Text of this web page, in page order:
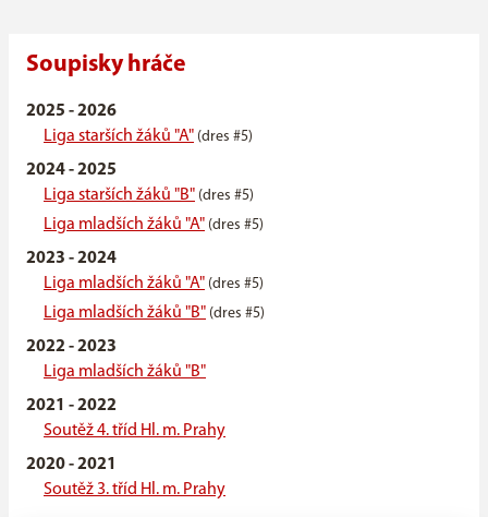
Soupisky hráče
2025 - 2026
Liga starších žáků "A" (dres #5)
2024 - 2025
Liga starších žáků "B" (dres #5)
Liga mladších žáků "A" (dres #5)
2023 - 2024
Liga mladších žáků "A" (dres #5)
Liga mladších žáků "B" (dres #5)
2022 - 2023
Liga mladších žáků "B"
2021 - 2022
Soutěž 4. tříd Hl. m. Prahy
2020 - 2021
Soutěž 3. tříd Hl. m. Prahy